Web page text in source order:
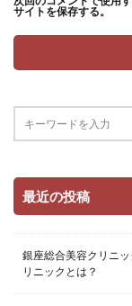
サイトを保存する。
最近の投稿
銀座総合美容クリニ
リニックとは？